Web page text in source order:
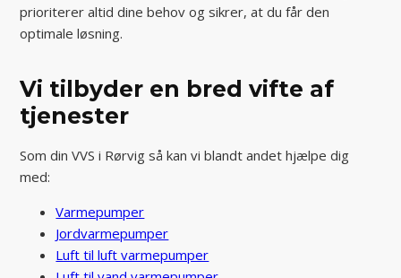
prioriterer altid dine behov og sikrer, at du får den
optimale løsning.
Vi tilbyder en bred vifte af
tjenester
Som din VVS i Rørvig så kan vi blandt andet hjælpe dig
med:
Varmepumper
Jordvarmepumper
Luft til luft varmepumper